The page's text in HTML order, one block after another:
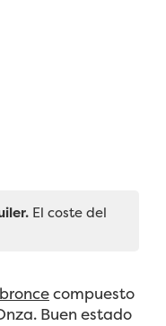
El coste del
broncecompuesto
Buen estado